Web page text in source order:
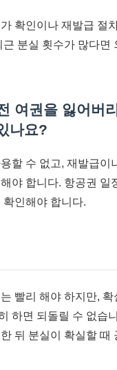
확인이나 재발급 절
근 분실 횟수가 많다면
여권을 잃어버
나요?
할 수 없고, 재발급이
야 합니다. 항공권 일
확인해야 합니다.
빨리 해야 하지만, 확
하면 되돌릴 수 없습
뒤 분실이 확실할 때